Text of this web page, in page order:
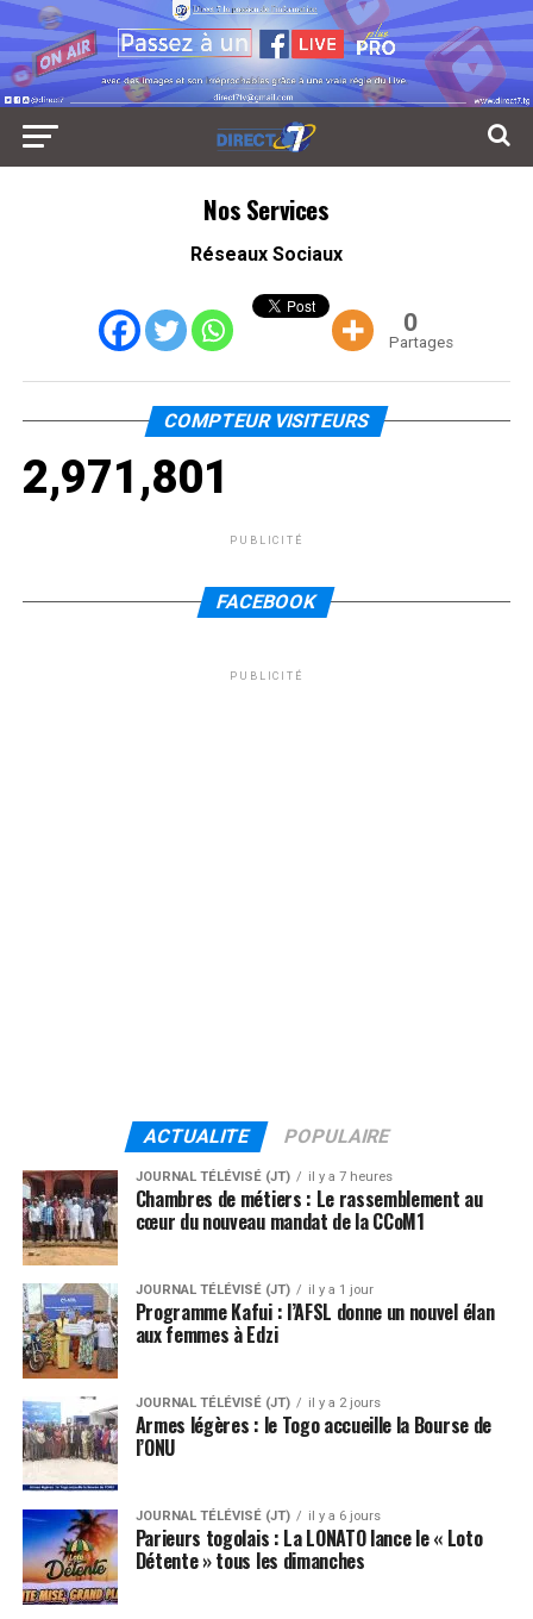
Nos Services
Réseaux Sociaux
0
Partages
COMPTEUR VISITEURS
2,971,801
PUBLICITÉ
FACEBOOK
PUBLICITÉ
ACTUALITE POPULAIRE
JOURNAL TÉLÉVISÉ (JT) il y a 7 heures
Chambres de métiers : Le rassemblement au
cœur du nouveau mandat de la CCoM1
JOURNAL TÉLÉVISÉ (JT) il y a 1 jour
Programme Kafui : l’AFSL donne un nouvel élan
aux femmes à Edzi
JOURNAL TÉLÉVISÉ (JT) il y a 2 jours
Armes légères : le Togo accueille la Bourse de
l’ONU
JOURNAL TÉLÉVISÉ (JT) il y a 6 jours
Parieurs togolais : La LONATO lance le « Loto
Détente » tous les dimanches